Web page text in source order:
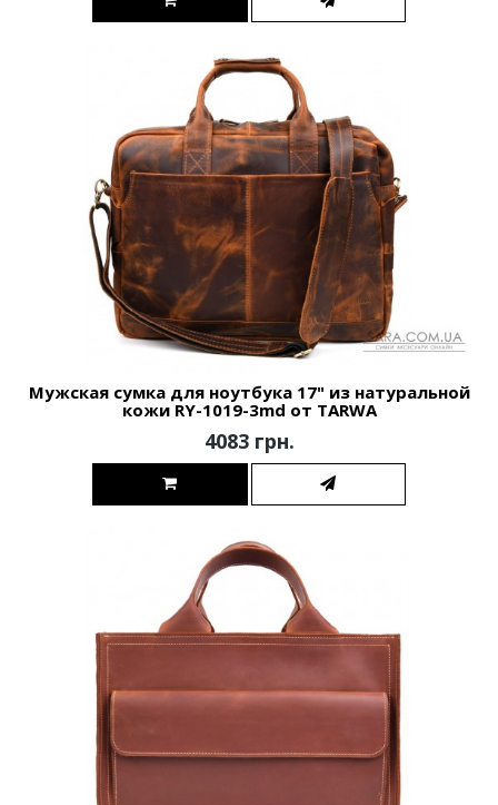
Мужская сумка для ноутбука 17" из натуральной
кожи RY-1019-3md от TARWA
4083 грн.